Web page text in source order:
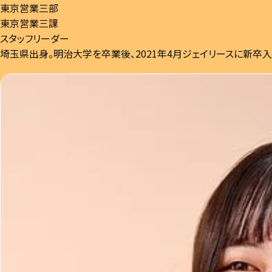
東京営業三部
東京営業三課
スタッフリーダー
埼玉県出身。明治大学を卒業後、2021年4月ジェイリースに新卒入